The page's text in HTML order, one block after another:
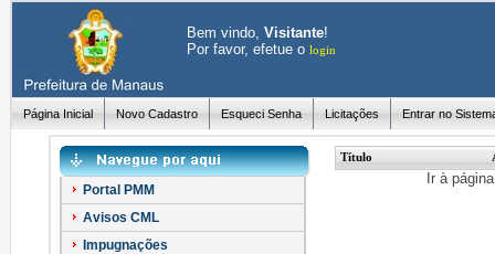
Bem vindo, Visitante!
Por favor, efetue o login
Página Inicial Novo Cadastro Esqueci Senha Licitações Entrar no
Portal PMM
Avisos CML
Impugnações
Título
Ir à